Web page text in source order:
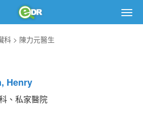
科 陳力元醫生
Henry
、私家醫院